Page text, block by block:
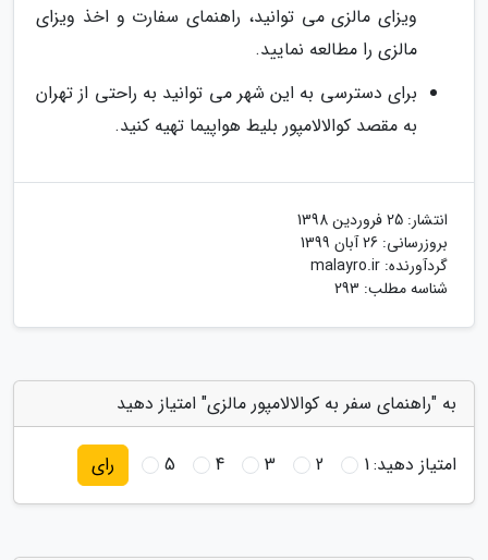
ویزای مالزی می توانید، راهنمای سفارت و اخذ ویزای
مالزی را مطالعه نمایید.
برای دسترسی به این شهر می توانید به راحتی از تهران
به مقصد کوالالامپور بلیط هواپیما تهیه کنید.
انتشار: 25 فروردین 1398
بروزرسانی: 26 آبان 1399
گردآورنده: malayro.ir
شناسه مطلب: 293
به "راهنمای سفر به کوالالامپور مالزی" امتیاز دهید
امتیاز دهید:1
2
3
4
5 رای